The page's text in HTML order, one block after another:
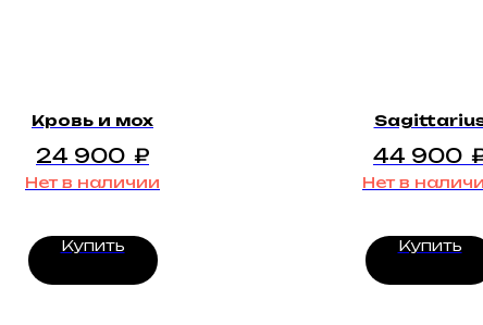
Кровь и мох
24 900 ₽
Нет в наличии
Купить
44 900
Нет в
Купить